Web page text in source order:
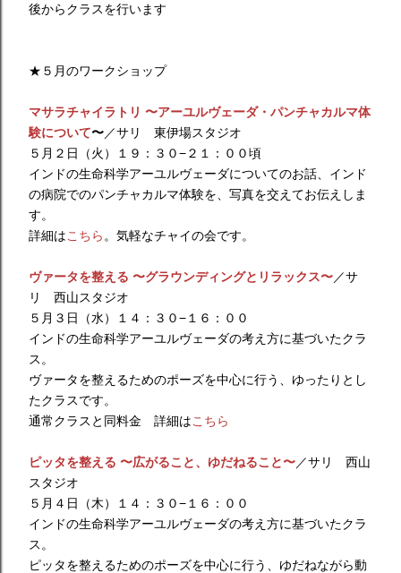
後からクラスを行います
★５月のワークショップ
マサラチャイラトリ 〜アーユルヴェーダ・パンチャカルマ体
験について〜／サリ 東伊場スタジオ
５月２日（火）１９：３０−２１：００頃
インドの生命科学アーユルヴェーダについてのお話、インド
の病院でのパンチャカルマ体験を、写真を交えてお伝えしま
す。
詳細はこちら 。気軽なチャイの会です。
ヴァータを整える 〜グラウンディングとリラックス〜／サ
リ 西山スタジオ
５月３日（水）１４：３０−１６：００
インドの生命科学アーユルヴェーダの考え方に基づいたクラ
ス。
ヴァータを整えるためのポーズを中心に行う、ゆったりとし
たクラスです。
通常クラスと同料金 詳細はこちら
ピッタを整える 〜広がること、ゆだねること〜／サリ 西山
スタジオ
５月４日（木）１４：３０−１６：００
インドの生命科学アーユルヴェーダの考え方に基づいたクラ
ス。
ピッタを整えるためのポーズを中心に行う、ゆだねながら動